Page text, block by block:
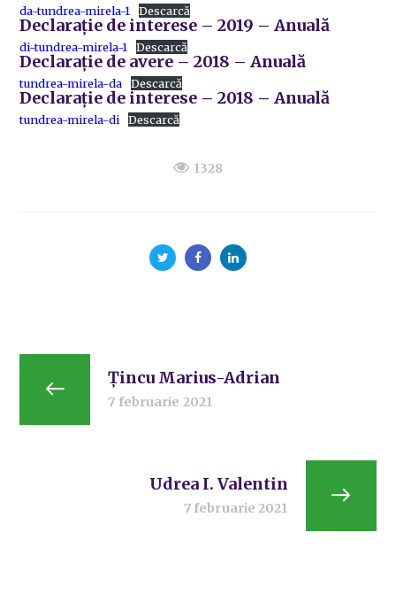
da-tundrea-mirela-1 Descarcă
Declarație de interese – 2019 – Anuală
di-tundrea-mirela-1 Descarcă
Declarație de avere – 2018 – Anuală
tundrea-mirela-da Descarcă
Declarație de interese – 2018 – Anuală
tundrea-mirela-di Descarcă
1328
Țincu Marius-Adrian
7 februarie 2021
Udrea I. Valentin
7 februarie 2021